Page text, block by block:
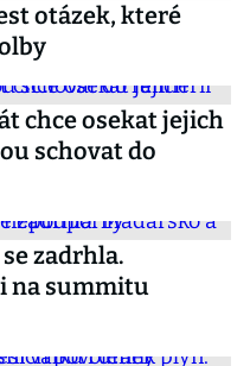
otázek, které
chce osekat jejich
schovat do
zadrhla.
na summitu